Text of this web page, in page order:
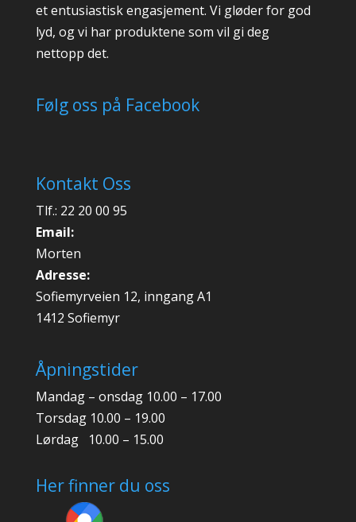
et entusiastisk engasjement. Vi gløder for god
lyd, og vi har produktene som vil gi deg
nettopp det.
Følg oss på Facebook
Kontakt Oss
Tlf.: 22 20 00 95
Email:
Morten
Adresse:
Sofiemyrveien 12, inngang A1
1412 Sofiemyr
Åpningstider
Mandag – onsdag 10.00 – 17.00
Torsdag 10.00 – 19.00
Lørdag 10.00 – 15.00
Her finner du oss